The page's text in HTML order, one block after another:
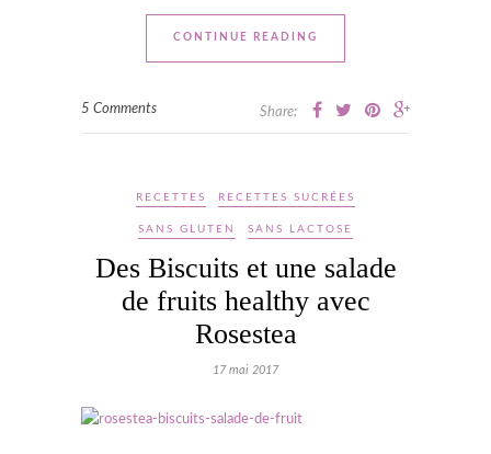
CONTINUE READING
5 Comments Share:
RECETTES RECETTES SUCRÉES
SANS GLUTEN SANS LACTOSE
Des Biscuits et une salade
de fruits healthy avec
Rosestea
17 mai 2017